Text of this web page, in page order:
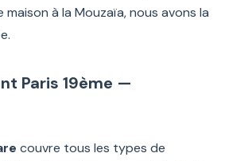
à la Mouzaïa, nous avons la
Paris 19ème —
couvre tous les types de